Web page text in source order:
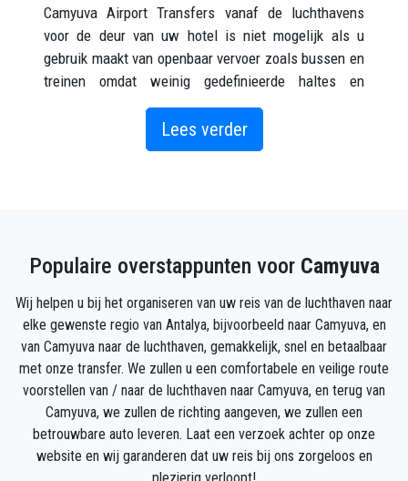
Camyuva Airport Transfers vanaf de luchthavens
voor de deur van uw hotel is niet mogelijk als u
gebruik maakt van openbaar vervoer zoals bussen en
treinen omdat weinig gedefinieerde haltes en
stations voor de transporten om de passagiers op te
pikken en af ​​te zetten. Daarom zijn privéauto
Camyuva Airport Transfers de meest geschikte optie
luchthaven kunt boeken .
Camyuva is een kleine stad in het district Kemer,
provincie Antalya, Turkije, gelegen ten zuiden van de
centrale stad Kemer.
Vroeger een dorp zonder gemeentelijk bestuur, werd
het onlangs samengevoegd met het naburige dorp
Kiris en de officiële naam voor de twee
agglomeraties, evenals de naam van de gevormde
gemeente, is Çamyuva. Hoewel er de afgelopen jaren
Lees verder
Populaire overstappunten voor Camyuva
Wij helpen u bij het organiseren van uw reis van de luchthaven naar
elke gewenste regio van Antalya, bijvoorbeeld naar Camyuva, en
van Camyuva naar de luchthaven, gemakkelijk, snel en betaalbaar
met onze transfer. We zullen u een comfortabele en veilige route
voorstellen van / naar de luchthaven naar Camyuva, en terug van
Camyuva, we zullen de richting aangeven, we zullen een
betrouwbare auto leveren. Laat een verzoek achter op onze
website en wij garanderen dat uw reis bij ons zorgeloos en